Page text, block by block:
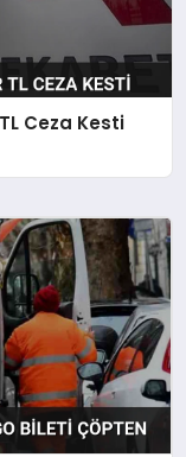
Ceza Kesti